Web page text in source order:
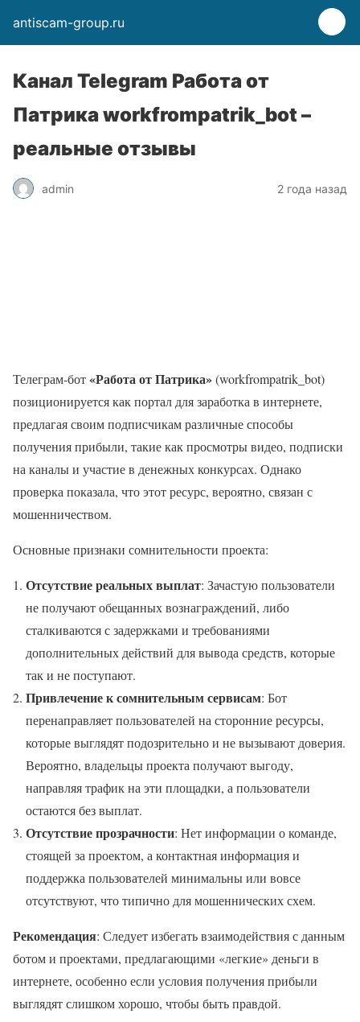
antiscam-group.ru
Канал Telegram Работа от
Патрика workfrompatrik_bot –
реальные отзывы
admin 2 года назад
Телеграм-бот«Работа от Патрика»(workfrompatrik_bot)
позиционируется как портал для заработка в интернете,
предлагая своим подписчикам различные способы
получения прибыли, такие как просмотры видео, подписки
на каналы и участие в денежных конкурсах. Однако
проверка показала, что этот ресурс, вероятно, связан с
мошенничеством.
Основные признаки сомнительности проекта:
Отсутствие реальных выплат: Зачастую пользователи
не получают обещанных вознаграждений, либо
сталкиваются с задержками и требованиями
дополнительных действий для вывода средств, которые
так и не поступают.
Привлечение к сомнительным сервисам: Бот
перенаправляет пользователей на сторонние ресурсы,
которые выглядят подозрительно и не вызывают доверия.
Вероятно, владельцы проекта получают выгоду,
направляя трафик на эти площадки, а пользователи
остаются без выплат.
Отсутствие прозрачности: Нет информации о команде,
стоящей за проектом, а контактная информация и
поддержка пользователей минимальны или вовсе
отсутствуют, что типично для мошеннических схем.
Рекомендация: Следует избегать взаимодействия с данным
ботом и проектами, предлагающими «легкие» деньги в
интернете, особенно если условия получения прибыли
выглядят слишком хорошо, чтобы быть правдой.